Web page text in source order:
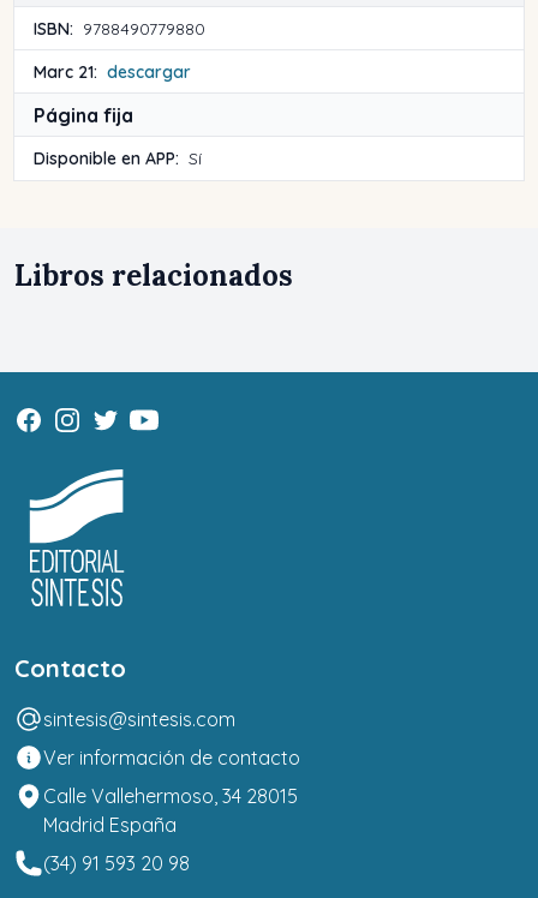
ISBN: 9788490779880
Marc 21: descargar
Página fija
Disponible en APP: Sí
Libros relacionados
Contacto
sintesis@sintesis.com
Ver información de contacto
Calle Vallehermoso, 34 28015
Madrid España
(34) 91 593 20 98